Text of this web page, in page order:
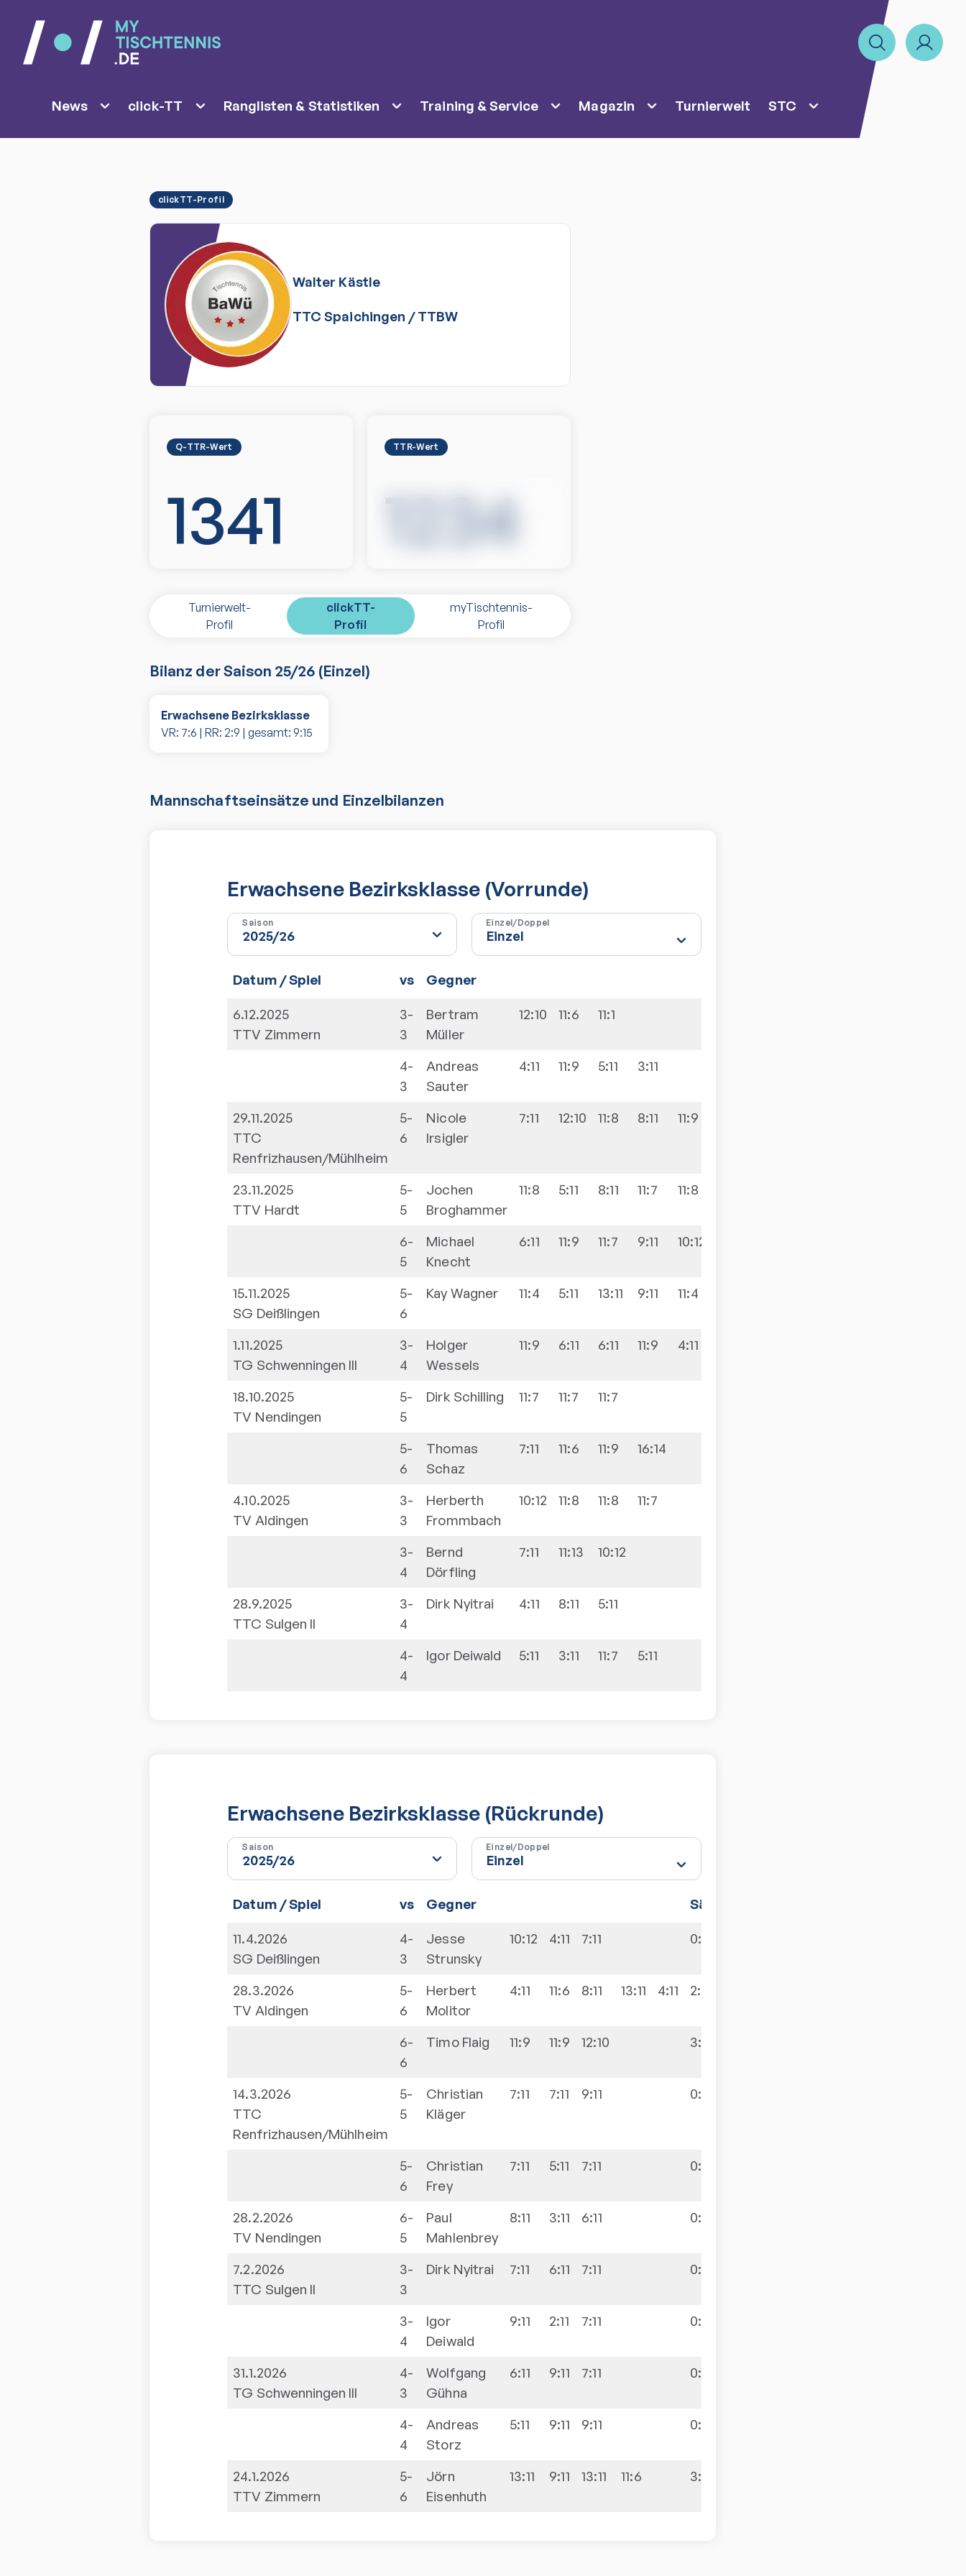
News click-TT Ranglisten & Statistiken Training & Service Magazin Turnierwelt STC
clickTT-Profil
Walter Kästle
TTC Spaichingen /TTBW
Q-TTR-Wert
1341
TTR-Wert
1234
Turnierwelt-
Profil
clickTT-
Profil
myTischtennis-
Profil
Bilanz der Saison 25/26 (Einzel)
Erwachsene Bezirksklasse
VR: 7:6 | RR: 2:9 | gesamt: 9:15
Mannschaftseinsätze und Einzelbilanzen
Erwachsene Bezirksklasse (Vorrunde)
Saison Einzel/Doppel
Datum / Spiel vs Gegner
6.12.2025
TTV Zimmern
3-
3
Bertram
Müller
12:10 11:6 11:1
4-
3
Andreas
Sauter
4:11 11:9 5:11 3:11
29.11.2025
TTC
Renfrizhausen/Mühlheim
5-
6
Nicole
Irsigler
7:11 12:10 11:8 8:11 11:9
23.11.2025
TTV Hardt
5-
5
Jochen
Broghammer
11:8 5:11 8:11 11:7 11:8
6-
5
Michael
Knecht
6:11 11:9 11:7 9:11 10:12
15.11.2025
SG Deißlingen
5-
6
Kay Wagner 11:4 5:11 13:11 9:11 11:4
1.11.2025
TG Schwenningen III
3-
4
Holger
Wessels
11:9 6:11 6:11 11:9 4:11
18.10.2025
TV Nendingen
5-
5
Dirk Schilling 11:7 11:7 11:7
5-
6
Thomas
Schaz
7:11 11:6 11:9 16:14
4.10.2025
TV Aldingen
3-
3
Herberth
Frommbach
10:12 11:8 11:8 11:7
3-
4
Bernd
Dörfling
7:11 11:13 10:12
28.9.2025
TTC Sulgen II
3-
4
Dirk Nyitrai 4:11 8:11 5:11
4-
4
Igor Deiwald 5:11 3:11 11:7 5:11
Erwachsene Bezirksklasse (Rückrunde)
Saison Einzel/Doppel
Datum / Spiel vs Gegner Sätze
11.4.2026
SG Deißlingen
4-
3
Jesse
Strunsky
10:12 4:11 7:11 0:3
28.3.2026
TV Aldingen
5-
6
Herbert
Molitor
4:11 11:6 8:11 13:11 4:11 2:3
6-
6
Timo Flaig 11:9 11:9 12:10 3:0
14.3.2026
TTC
Renfrizhausen/Mühlheim
5-
5
Christian
Kläger
7:11 7:11 9:11 0:3
5-
6
Christian
Frey
7:11 5:11 7:11 0:3
28.2.2026
TV Nendingen
6-
5
Paul
Mahlenbrey
8:11 3:11 6:11 0:3
7.2.2026
TTC Sulgen II
3-
3
Dirk Nyitrai 7:11 6:11 7:11 0:3
3-
4
Igor
Deiwald
9:11 2:11 7:11 0:3
31.1.2026
TG Schwenningen III
4-
3
Wolfgang
Gühna
6:11 9:11 7:11 0:3
4-
4
Andreas
Storz
5:11 9:11 9:11 0:3
24.1.2026
TTV Zimmern
5-
6
Jörn
Eisenhuth
13:11 9:11 13:11 11:6 3:1